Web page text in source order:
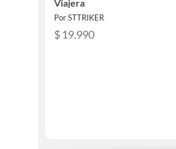
Viajera
Por STTRIKER
$ 19.990